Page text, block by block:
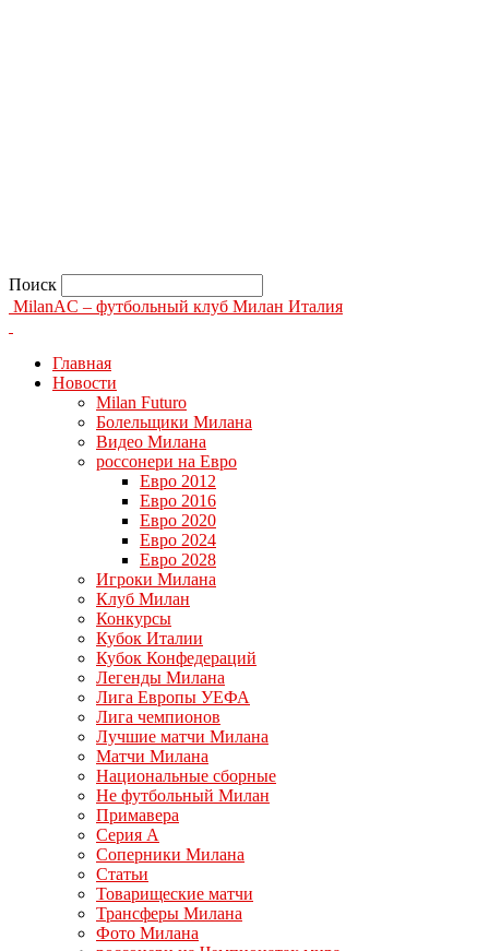
Поиск
MilanAC – футбольный клуб Милан Италия
Главная
Новости
Milan Futuro
Болельщики Милана
Видео Милана
россонери на Евро
Евро 2012
Евро 2016
Евро 2020
Евро 2024
Евро 2028
Игроки Милана
Клуб Милан
Конкурсы
Кубок Италии
Кубок Конфедераций
Легенды Милана
Лига Европы УЕФА
Лига чемпионов
Лучшие матчи Милана
Матчи Милана
Национальные сборные
Не футбольный Милан
Примавера
Серия А
Соперники Милана
Статьи
Товарищеские матчи
Трансферы Милана
Фото Милана